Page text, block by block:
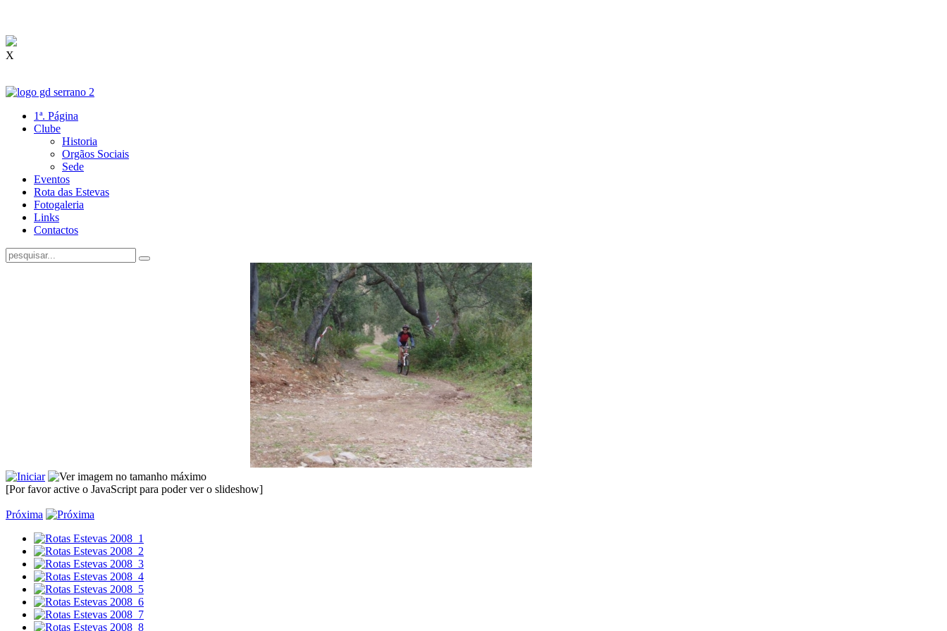
X
1ª. Página
Clube
Historia
Orgãos Sociais
Sede
Eventos
Rota das Estevas
Fotogaleria
Links
Contactos
[Por favor active o JavaScript para poder ver o slideshow]
Próxima